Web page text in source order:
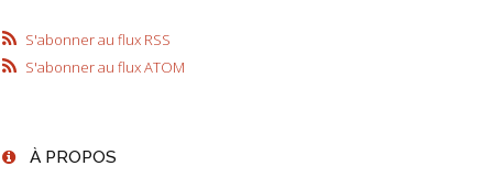
S'abonner au flux RSS
S'abonner au flux ATOM
À PROPOS